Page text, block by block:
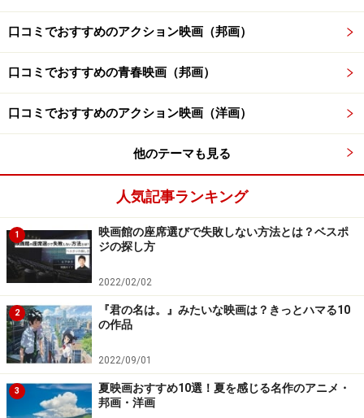
Amazonで見る
吉田日出子/上海バンスキング ツイン・ベスト
上海バンスキング/吉田日出子名選集
口コミでおすすめのアクション映画（邦画）
口コミでおすすめの青春映画（邦画）
口コミでおすすめのアクション映画（洋画）
他のテーマも見る
人気記事ランキング
1
映画館の座席選びで失敗しない方法とは？ベスポ
ジの探し方
2022/02/02
2
『君の名は。』みたいな映画は？きっとハマる10
の作品
2022/09/01
3
夏映画おすすめ10選！夏を感じる名作のアニメ・
邦画・洋画